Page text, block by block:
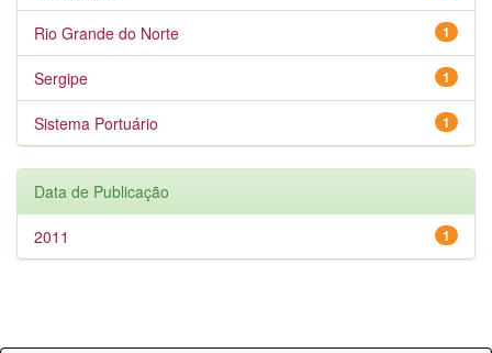
1
Rio Grande do Norte
1
Sergipe
1
Sistema Portuário
Data de Publicação
1
2011